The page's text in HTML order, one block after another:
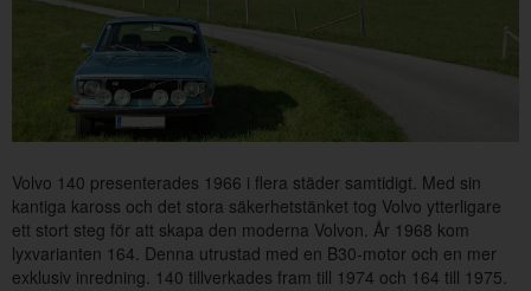
Volvo 140 presenterades 1966 i flera städer samtidigt. Med sin
kantiga kaross och det stora säkerhetstänket tog Volvo ytterligare
ett stort steg för att skapa den moderna Volvon. År 1968 kom
lyxvarianten 164. Denna utrustad med en B30-motor och en mer
exklusiv inredning. 140 tillverkades fram till 1974 och 164 till 1975.